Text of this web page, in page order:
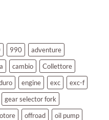
990
adventure
cambio
Collettore
engine exc
exc-f
gear selector fork
offroad
oil pump